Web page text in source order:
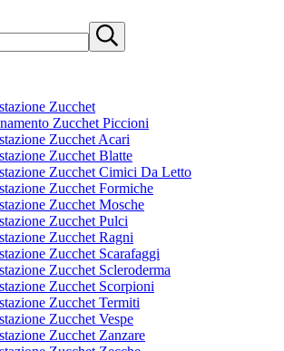
Submit
search
Zucchet
Zucchet Piccioni
Zucchet Acari
Zucchet Blatte
Zucchet Cimici Da Letto
Zucchet Formiche
Zucchet Mosche
Zucchet Pulci
Zucchet Ragni
Zucchet Scarafaggi
Zucchet Scleroderma
Zucchet Scorpioni
Zucchet Termiti
Zucchet Vespe
Zucchet Zanzare